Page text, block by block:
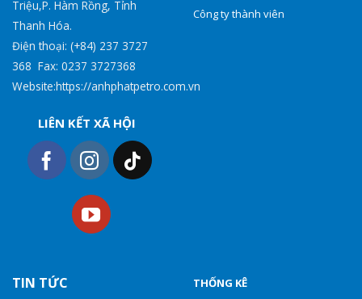
Triệu,P. Hàm Rồng, Tỉnh
Thanh Hóa.
Điện thoại: (+84) 237 3727
368 Fax: 0237 3727368
Website:https://anhphatpetro.com.vn
LIÊN KẾT XÃ HỘI
Công ty thành viên
TIN TỨC THỐNG KÊ